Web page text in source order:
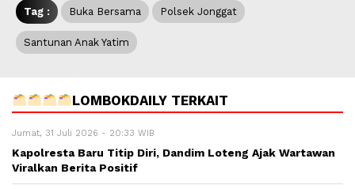
Tag : Buka Bersama Polsek Jonggat
Santunan Anak Yatim
LOMBOKDAILY TERKAIT
Jumat, 31 Juli 2026 - 20:33 WIB
Kapolresta Baru Titip Diri, Dandim Loteng Ajak Wartawan
Viralkan Berita Positif